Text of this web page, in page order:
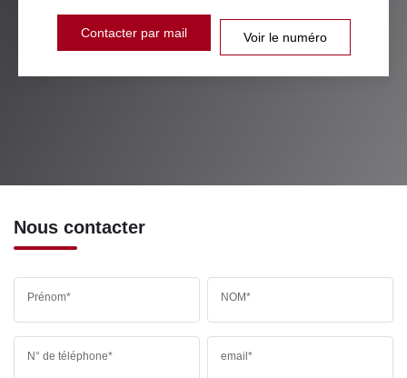
Contacter par mail Voir le numéro
Nous contacter
Prénom* NOM*
N° de téléphone* email*